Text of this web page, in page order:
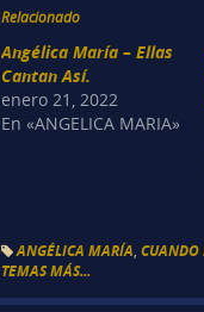
Relacionado
Angélica María – Ellas
Cantan Así.
enero 21, 2022
En «ANGELICA MARIA»
ANGÉLICA MARÍA ,
TEMAS MÁS...